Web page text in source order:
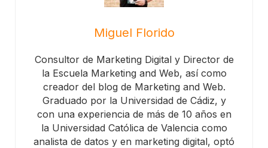
Miguel Florido
Consultor de Marketing Digital y Director de
la Escuela Marketing and Web, así como
creador del blog de Marketing and Web.
Graduado por la Universidad de Cádiz, y
con una experiencia de más de 10 años en
la Universidad Católica de Valencia como
analista de datos y en marketing digital, optó